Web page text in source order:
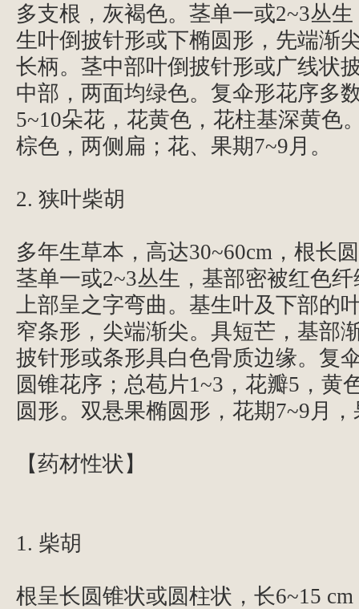
多支根，灰褐色。茎单一或2~3丛
生叶倒披针形或下椭圆形，先端渐
长柄。茎中部叶倒披针形或广线状
中部，两面均绿色。复伞形花序多
5~10朵花，花黄色，花柱基深黄色
棕色，两侧扁；花、果期7~9月。
2. 狭叶柴胡
多年生草本，高达30~60cm，根长
茎单一或2~3丛生，基部密被红色
上部呈之字弯曲。基生叶及下部的
窄条形，尖端渐尖。具短芒，基部
披针形或条形具白色骨质边缘。复
圆锥花序；总苞片1~3，花瓣5，黄
圆形。双悬果椭圆形，花期7~9月
【药材性状】
1. 柴胡
根呈长圆锥状或圆柱状，长6~15